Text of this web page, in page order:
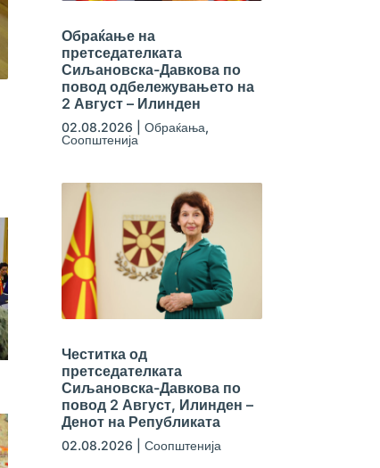
Обраќање на
претседателката
Сиљановска-Давкова по
повод одбележувањето на
2 Август – Илинден
02.08.2026 Обраќања,
Соопштенија
Честитка од
претседателката
Сиљановска-Давкова по
повод 2 Август, Илинден –
Денот на Републиката
02.08.2026 Соопштенија